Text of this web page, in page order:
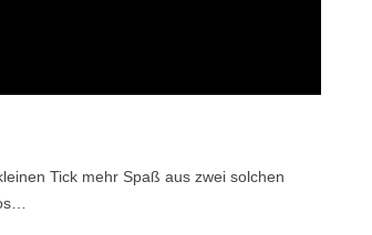
Tick mehr Spaß aus zwei solchen